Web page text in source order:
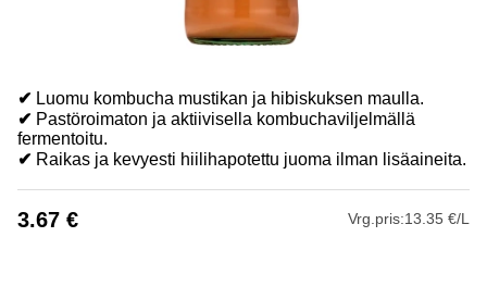
✔ Luomu kombucha mustikan ja hibiskuksen maulla.
✔ Pastöroimaton ja aktiivisella kombuchaviljelmällä
fermentoitu.
✔ Raikas ja kevyesti hiilihapotettu juoma ilman lisäaineita.
3.67 € Vrg.pris:13.35 €/L